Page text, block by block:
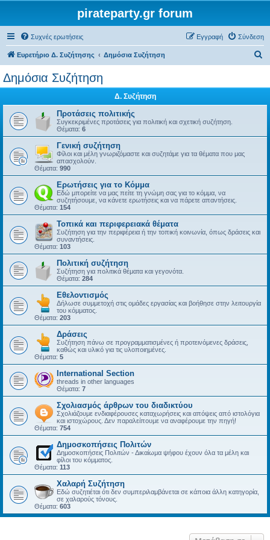
pirateparty.gr forum
Συχνές ερωτήσεις Σύνδεση
Εγγραφή
Ευρετήριο Δ. Συζήτησης Δημόσια Συζήτηση
Δημόσια Συζήτηση
Δ. Συζήτηση
Προτάσεις πολιτικής
Συγκεκριμένες προτάσεις για πολιτική και σχετική συζήτηση.
Θέματα: 6
Γενική συζήτηση
Φίλοι και μέλη γνωριζόμαστε και συζητάμε για τα θέματα που μας
απασχολούν.
Θέματα: 990
Ερωτήσεις για το Κόμμα
Εδώ μπορείτε να μας πείτε τη γνώμη σας για το κόμμα, να
συζητήσουμε, να κάνετε ερωτήσεις και να πάρετε απαντήσεις.
Θέματα: 154
Τοπικά και περιφερειακά θέματα
Συζήτηση για την περιφέρεια ή την τοπική κοινωνία, όπως δράσεις και
συναντήσεις.
Θέματα: 103
Πολιτική συζήτηση
Συζήτηση για πολιτικά θέματα και γεγονότα.
Θέματα: 284
Εθελοντισμός
Δήλωσε συμμετοχή στις ομάδες εργασίας και βοήθησε στην λειτουργία
του κόμματος.
Θέματα: 203
Δράσεις
Συζήτηση πάνω σε προγραμματισμένες ή προτεινόμενες δράσεις,
καθώς και υλικό για τις υλοποιημένες.
Θέματα: 5
International Section
threads in other languages
Θέματα: 7
Σχολιασμός άρθρων του διαδικτύου
Σχολιάζουμε ενδιαφέρουσες καταχωρήσεις και απόψεις από ιστολόγια
και ιστοχώρους. Δεν παραλείπουμε να αναφέρουμε την πηγή!
Θέματα: 754
Δημοσκοπήσεις Πολιτών
Δημοσκοπήσεις Πολιτών - Δικαίωμα ψήφου έχουν όλα τα μέλη και
φίλοι του κόμματος.
Θέματα: 113
Χαλαρή Συζήτηση
Εδώ συζητιέται ότι δεν συμπεριλαμβάνεται σε κάποια άλλη κατηγορία,
σε χαλαρούς τόνους.
Θέματα: 603